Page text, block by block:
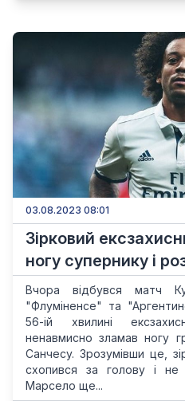
03.08.2023 08:01
Зірковий
ногу супернику і
Вчора відбувся матч
"Флуміненсе" та
56-ій хвилині
ненавмисно зламав ногу
Санчесу. Зрозумівши це,
схопився за голову і не
Марсело ще...